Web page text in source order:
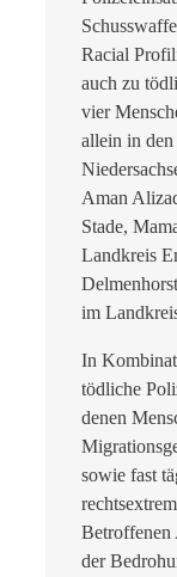
Racial
auch zu
vier
allein in den
Aman
Stade,
Landkreis
im
In
tödliche
denen
sowie fast
Betroffenen
der